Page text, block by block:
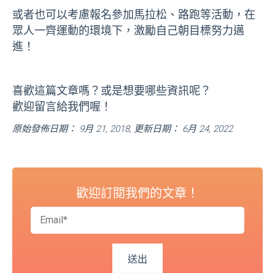
或者也可以考慮報名參加馬拉松、路跑等活動，在
眾人一齊運動的環境下，激勵自己朝目標努力邁
進！
喜歡這篇文章嗎？或是想要哪些資訊呢？
歡迎留言給我們喔！
原始發佈日期： 9月 21, 2018, 更新日期： 6月 24, 2022
歡迎訂閱我們的文章！